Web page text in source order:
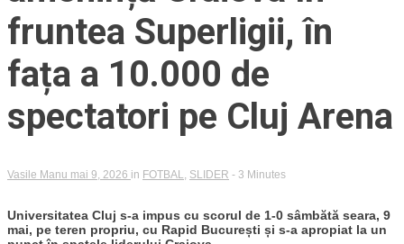
fruntea Superligii, în
fața a 10.000 de
spectatori pe Cluj Arena
Vasile Manu mai 9, 2026 in FOTBAL SLIDER - 3 Minutes
Universitatea Cluj s-a impus cu scorul de 1-0 sâmbătă seara, 9
mai, pe teren propriu, cu Rapid București și s-a apropiat la un